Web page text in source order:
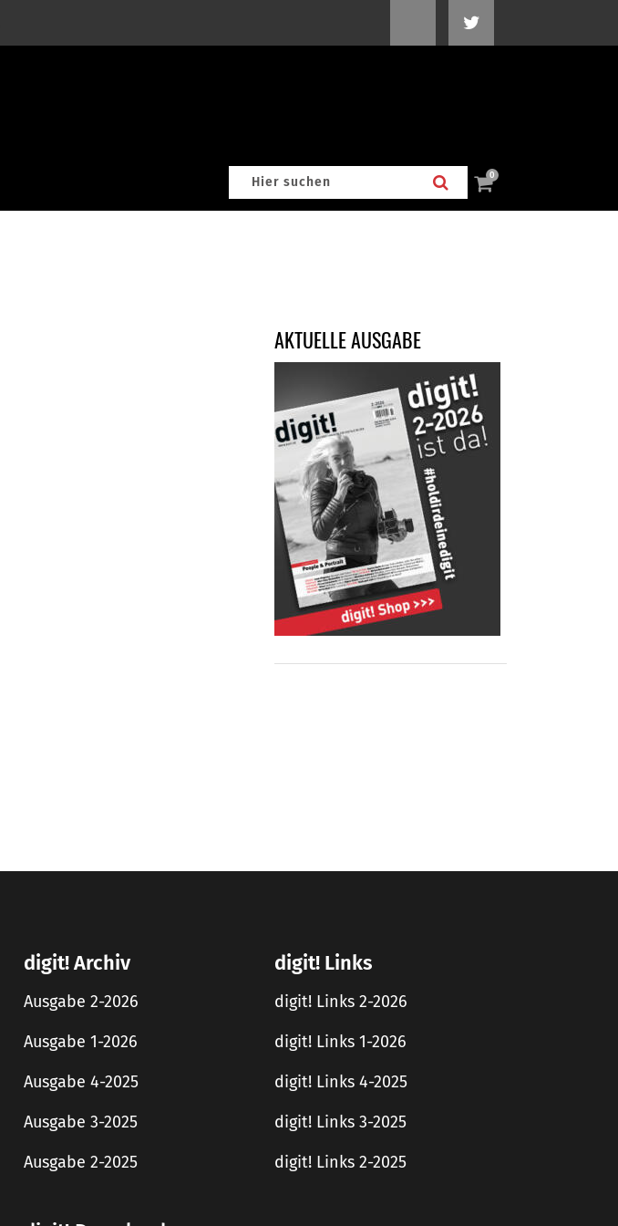
0
AKTUELLE AUSGABE
digit! Archiv
Ausgabe 2-2026
Ausgabe 1-2026
Ausgabe 4-2025
Ausgabe 3-2025
Ausgabe 2-2025
digit! Links
digit! Links 2-2026
digit! Links 1-2026
digit! Links 4-2025
digit! Links 3-2025
digit! Links 2-2025